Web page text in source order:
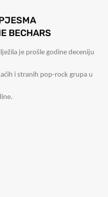
BECHARS
je prošle godine deceniju
i stranih pop-rock grupa u